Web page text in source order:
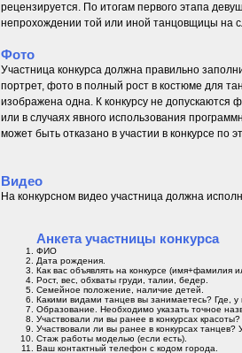
рецензируется. По итогам первого этапа
непрохождении той или иной танцовщицы на
Фото
Участница конкурса должна правильно
портрет, фото в полный рост в костюме для
изображена одна. К конкурсу не допускаются
или в случаях явного использования
может быть отказано в участии в конкурсе по
Видео
На конкурсном видео участница должна
Анкета участницы конкурса
ФИО
Дата рождения.
Как вас объявлять на конкурсе (имя+фамилия
Рост, вес, обхваты груди, талии, бедер.
Семейное положение, наличие детей.
Какими видами танцев вы занимаетесь? Где,
Образование. Необходимо указать точное
Участвовали ли вы ранее в конкурсах
Участвовали ли вы ранее в конкурсах
Стаж работы моделью (если есть).
Ваш контактный телефон с кодом города.